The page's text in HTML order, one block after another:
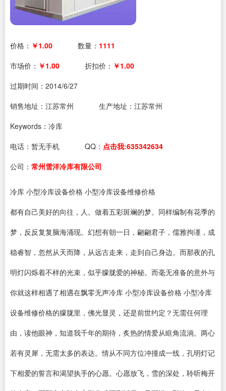
价格： ￥1.00 数量： 1111
市场价： ￥1.00 折扣价： ￥1.00
过期时间： 2014/6/27
销售地址：江苏常州
生产地址：江苏常州
Keywords：冷库
电话： 暂无手机 QQ： 点击我:635342634
公司： 常州雪洋冷库有限公司
冷库 小型冷库设备价格 小型冷库设备维修价格
都有自己美好的向往，人。做着五彩斑斓的梦。同样编制有花季的
梦，反反复复脑海涌现。幻想有朝一日，翩翩君子，儒雅拘谨，成
稳睿智，忽然从天而降，从远古走来，走到自己身边。而那夜的孔
明灯闪烁着不样的光束，似乎朦胧爱的神秘。而毫无准备的意外与
你就这样相遇了相遇在飘零无声冷库 小型冷库设备价格 小型冷库
设备维修价格的朦胧里，佛光显灵，还是前世约定？无需任何理
由，读他眼神，知道我千年的期待，炙热的情爱从眶角流淌。两心
若有灵犀，无需太多的表达。情从不同方位冲撞成一线，孔明灯记
下相爱的誓言和渴望执手的心愿。心愿放飞，雪的深处，聆听梅开